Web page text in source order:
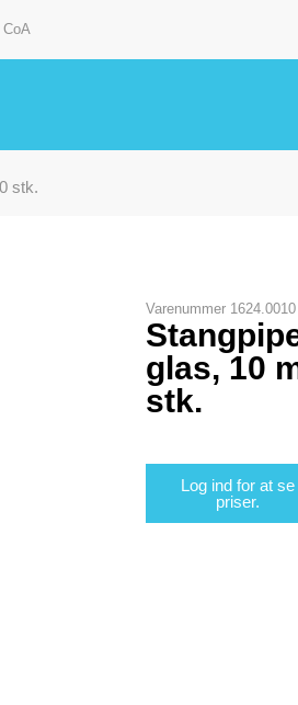
CoA
stk.
Varenummer 1624.0010
glas, 10
stk.
Log ind for at se
priser.